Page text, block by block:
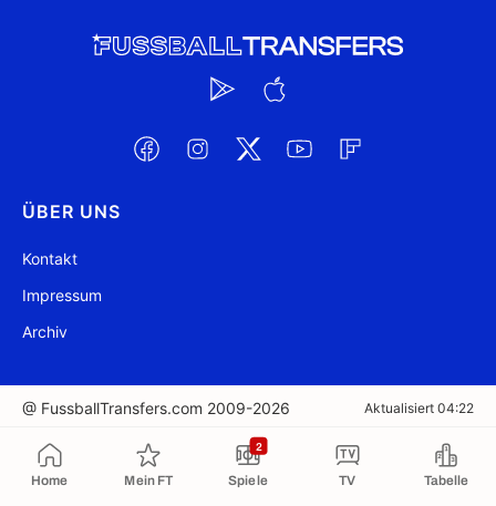
Home Mein FT Spiele
2
TV Tabelle
ÜBER UNS
Kontakt
Impressum
Archiv
@ FussballTransfers.com 2009-2026 Aktualisiert 04:22
In die Zwischenablage kopiert